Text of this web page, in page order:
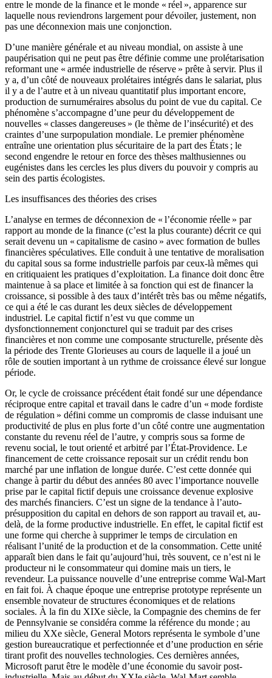
entre le monde de la finance et le monde « réel », apparence sur
laquelle nous reviendrons largement pour dévoiler, justement, non
pas une déconnexion mais une conjonction.
D’une manière générale et au niveau mondial, on assiste à une
paupérisation qui ne peut pas être définie comme une prolétarisation
reformant une « armée industrielle de réserve » prête à servir. Plus il
y a, d’un côté de nouveaux prolétaires intégrés dans le salariat, plus
il y a de l’autre et à un niveau quantitatif plus important encore,
production de surnuméraires absolus du point de vue du capital. Ce
phénomène s’accompagne d’une peur du développement de
nouvelles « classes dangereuses » (le thème de l’insécurité) et des
craintes d’une surpopulation mondiale. Le premier phénomène
entraîne une orientation plus sécuritaire de la part des États ; le
second engendre le retour en force des thèses malthusiennes ou
eugénistes dans les cercles les plus divers du pouvoir y compris au
sein des partis écologistes.
Les insuffisances des théories des crises
L’analyse en termes de déconnexion de « l’économie réelle » par
rapport au monde de la finance (c’est la plus courante) décrit ce qui
serait devenu un « capitalisme de casino » avec formation de bulles
financières spéculatives. Elle conduit à une tentative de moralisation
du capital sous sa forme industrielle parfois par ceux-là mêmes qui
en critiquaient les pratiques d’exploitation. La finance doit donc être
maintenue à sa place et limitée à sa fonction qui est de financer la
croissance, si possible à des taux d’intérêt très bas ou même négatifs,
ce qui a été le cas durant les deux siècles de développement
industriel. Le capital fictif n’est vu que comme un
dysfonctionnement conjoncturel qui se traduit par des crises
financières et non comme une composante structurelle, présente dès
la période des Trente Glorieuses au cours de laquelle il a joué un
rôle de soutien important à un rythme de croissance élevé sur longue
période.
Or, le cycle de croissance précédent était fondé sur une dépendance
réciproque entre capital et travail dans le cadre d’un « mode fordiste
de régulation » défini comme un compromis de classe induisant une
productivité de plus en plus forte d’un côté contre une augmentation
constante du revenu réel de l’autre, y compris sous sa forme de
revenu social, le tout orienté et arbitré par l’État-Providence. Le
financement de cette croissance reposait sur un crédit rendu bon
marché par une inflation de longue durée. C’est cette donnée qui
change à partir du début des années 80 avec l’importance nouvelle
prise par le capital fictif depuis une croissance devenue explosive
des marchés financiers. C’est un signe de la tendance à l’auto-
présupposition du capital en dehors de son rapport au travail et, au-
delà, de la forme productive industrielle. En effet, le capital fictif est
une forme qui cherche à supprimer le temps de circulation en
réalisant l’unité de la production et de la consommation. Cette unité
apparaît bien dans le fait qu’aujourd’hui, très souvent, ce n’est ni le
producteur ni le consommateur qui domine mais un tiers, le
revendeur. La puissance nouvelle d’une entreprise comme Wal-Mart
en fait foi. À chaque époque une entreprise prototype représente un
ensemble novateur de structures économiques et de relations
sociales. À la fin du XIXe siècle, la Compagnie des chemins de fer
de Pennsylvanie se considéra comme la référence du monde ; au
milieu du XXe siècle, General Motors représenta le symbole d’une
gestion bureaucratique et perfectionnée et d’une production en série
tirant profit des nouvelles technologies. Ces dernières années,
Microsoft parut être le modèle d’une économie du savoir post-